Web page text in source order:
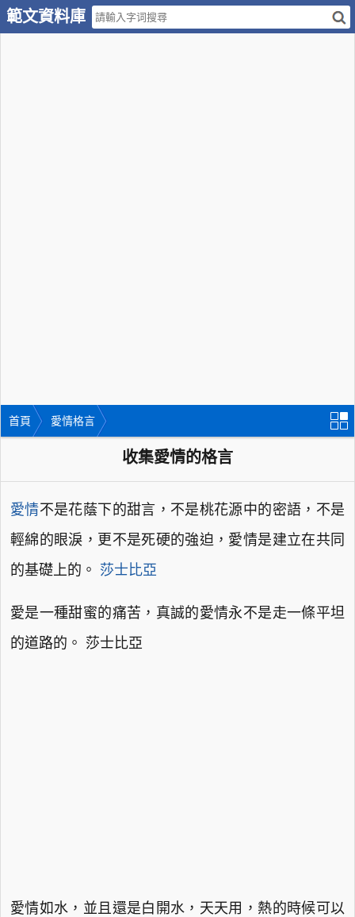
範文資料庫
首頁 愛情格言
收集愛情的格言
愛情不是花蔭下的甜言，不是桃花源中的密語，不是
輕綿的眼淚，更不是死硬的強迫，愛情是建立在共同
的基礎上的。 莎士比亞
愛是一種甜蜜的痛苦，真誠的愛情永不是走一條平坦
的道路的。 莎士比亞
愛情如水，並且還是白開水，天天用，熱的時候可以